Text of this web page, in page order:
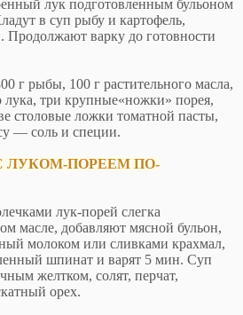
лук подготовленным бульоном
в суп рыбу и картофель,
Продолжают варку до готовности
г рыбы, 100 г растительного масла,
лука, три крупные«ножки» порея,
столовые ложки томатной пасты,
— соль и специи.
ЛУКОМ-ПОРЕЕМ ПО-
лук-порей слегка
масле, добавляют мясной бульон,
молоком или сливками крахмал,
шпинат и варят 5 мин. Суп
желтком, солят, перчат,
орех.